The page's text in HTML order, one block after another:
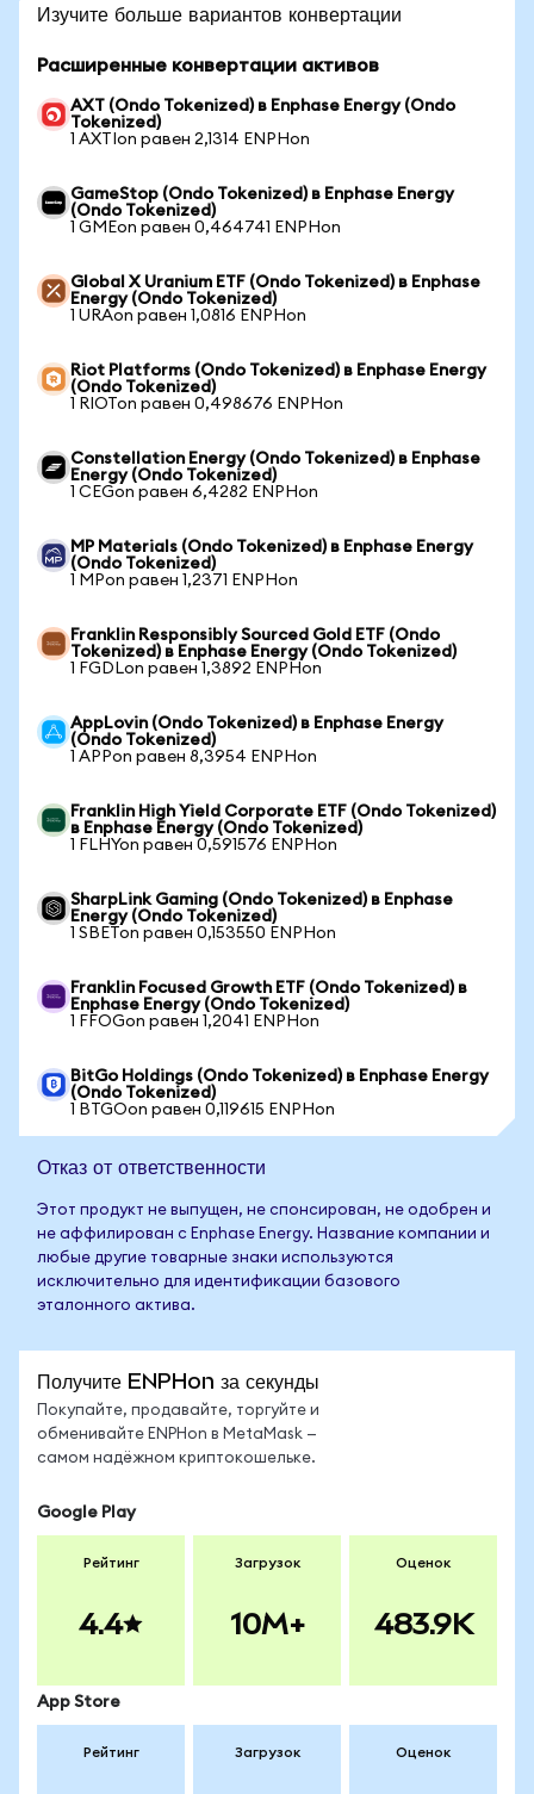
Изучите больше вариантов конвертации
Расширенные конвертации активов
AXT (Ondo Tokenized) в Enphase Energy (Ondo
Tokenized)
1 AXTIon равен 2,1314 ENPHon
GameStop (Ondo Tokenized) в Enphase Energy
(Ondo Tokenized)
1 GMEon равен 0,464741 ENPHon
Global X Uranium ETF (Ondo Tokenized) в Enphase
Energy (Ondo Tokenized)
1 URAon равен 1,0816 ENPHon
Riot Platforms (Ondo Tokenized) в Enphase Energy
(Ondo Tokenized)
1 RIOTon равен 0,498676 ENPHon
Constellation Energy (Ondo Tokenized) в Enphase
Energy (Ondo Tokenized)
1 CEGon равен 6,4282 ENPHon
MP Materials (Ondo Tokenized) в Enphase Energy
(Ondo Tokenized)
1 MPon равен 1,2371 ENPHon
Franklin Responsibly Sourced Gold ETF (Ondo
Tokenized) в Enphase Energy (Ondo Tokenized)
1 FGDLon равен 1,3892 ENPHon
AppLovin (Ondo Tokenized) в Enphase Energy
(Ondo Tokenized)
1 APPon равен 8,3954 ENPHon
Franklin High Yield Corporate ETF (Ondo Tokenized)
в Enphase Energy (Ondo Tokenized)
1 FLHYon равен 0,591576 ENPHon
SharpLink Gaming (Ondo Tokenized) в Enphase
Energy (Ondo Tokenized)
1 SBETon равен 0,153550 ENPHon
Franklin Focused Growth ETF (Ondo Tokenized) в
Enphase Energy (Ondo Tokenized)
1 FFOGon равен 1,2041 ENPHon
BitGo Holdings (Ondo Tokenized) в Enphase Energy
(Ondo Tokenized)
1 BTGOon равен 0,119615 ENPHon
Отказ от ответственности
Этот продукт не выпущен, не спонсирован, не одобрен и
не аффилирован с Enphase Energy. Название компании и
любые другие товарные знаки используются
исключительно для идентификации базового
эталонного актива.
Получите ENPHon за секунды
Покупайте, продавайте, торгуйте и
обменивайте ENPHon в MetaMask —
самом надёжном криптокошельке.
Google Play
Рейтинг
4.4
Загрузок
10M+
Оценок
483.9K
App Store
Рейтинг Загрузок Оценок